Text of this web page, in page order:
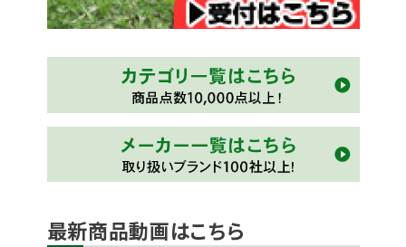
最新商品動画はこちら